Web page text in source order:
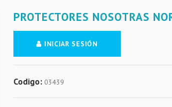
PROTECTORES NOSOTRAS
INICIAR SESIÓN
Codigo: 03439